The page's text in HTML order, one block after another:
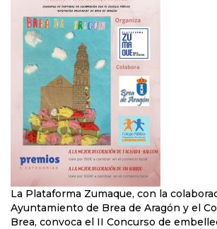
La Plataforma Zumaque, con la
Ayuntamiento de Brea de Aragón y el
Brea, convoca el II Concurso de